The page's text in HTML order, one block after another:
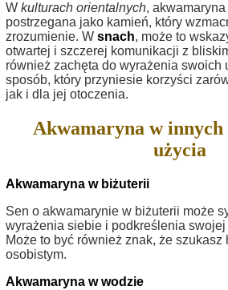
W kulturach orientalnych,
postrzegana jako kamień, który
zrozumienie. W snach, może to
otwartej i szczerej komunikacji z
również zachęta do wyrażenia swoich
sposób, który przyniesie korzyści
jak i dla jej otoczenia.
Akwamaryna w innych
użycia
Akwamaryna w biżuterii
Sen o akwamarynie w biżuterii może
wyrażenia siebie i podkreślenia
Może to być również znak, że szukasz
osobistym.
Akwamaryna w wodzie